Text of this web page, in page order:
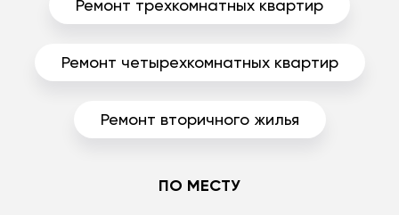
Ремонт трехкомнатных квартир
Ремонт четырехкомнатных квартир
Ремонт вторичного жилья
ПО МЕСТУ